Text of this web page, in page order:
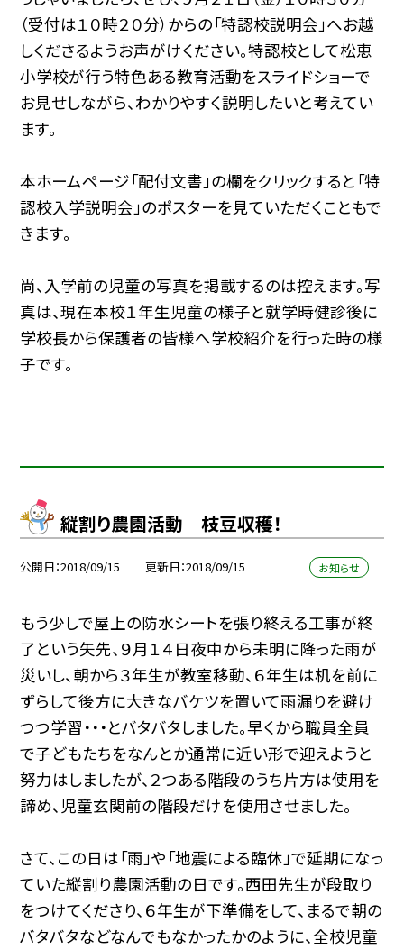
（受付は１０時２０分）からの「特認校説明会」へお越
しくださるようお声がけください。特認校として松恵
小学校が行う特色ある教育活動をスライドショーで
お見せしながら、わかりやすく説明したいと考えてい
ます。
本ホームページ「配付文書」の欄をクリックすると「特
認校入学説明会」のポスターを見ていただくこともで
きます。
尚、入学前の児童の写真を掲載するのは控えます。写
真は、現在本校１年生児童の様子と就学時健診後に
学校長から保護者の皆様へ学校紹介を行った時の様
子です。
縦割り農園活動 枝豆収穫！
公開日 2018/09/15 更新日 2018/09/15 お知らせ
もう少しで屋上の防水シートを張り終える工事が終
了という矢先、９月１４日夜中から未明に降った雨が
災いし、朝から３年生が教室移動、６年生は机を前に
ずらして後方に大きなバケツを置いて雨漏りを避け
つつ学習・・・とバタバタしました。早くから職員全員
で子どもたちをなんとか通常に近い形で迎えようと
努力はしましたが、２つある階段のうち片方は使用を
諦め、児童玄関前の階段だけを使用させました。
さて、この日は「雨」や「地震による臨休」で延期になっ
ていた縦割り農園活動の日です。西田先生が段取り
をつけてくださり、６年生が下準備をして、まるで朝の
バタバタなどなんでもなかったかのように、全校児童